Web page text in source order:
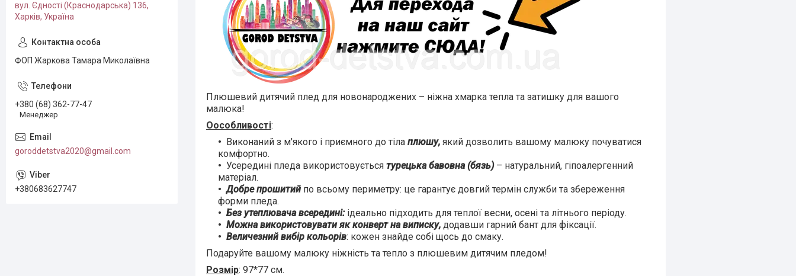
Плюшевий дитячий плед для новонароджених – ніжна хмарка тепла та затишку для вашого
малюка!
Оособливості:
Виконаний з м'якого і приємного до тіла плюшу, який дозволить вашому малюку почуватися
комфортно.
Усередині пледа використовується турецька бавовна (бязь)– натуральний, гіпоалергенний
матеріал.
Добре прошитийпо всьому периметру: це гарантує довгий термін служби та збереження
форми пледа.
Без утеплювача всередині:ідеально підходить для теплої весни, осені та літнього періоду.
Можна використовувати як конверт на виписку, додавши гарний бант для фіксації.
Величезний вибір кольорів: кожен знайде собі щось до смаку.
Подаруйте вашому малюку ніжність та тепло з плюшевим дитячим пледом!
Розмір: 97*77 см.
вул. Єдності (Краснодарська) 136,
Харків, Україна
ФОП Жаркова Тамара Миколаївна
+380 (68) 362-77-47
Менеджер
goroddetstva2020@gmail.com
+380683627747